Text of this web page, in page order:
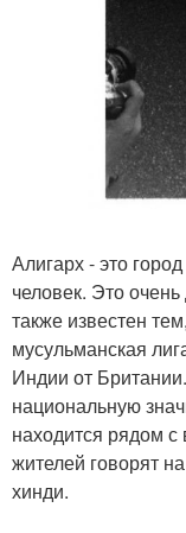
Алигарх - это
человек. Это
также известен
мусульманская
Индии от
национальную
находится рядом
жителей говорят
хинди.